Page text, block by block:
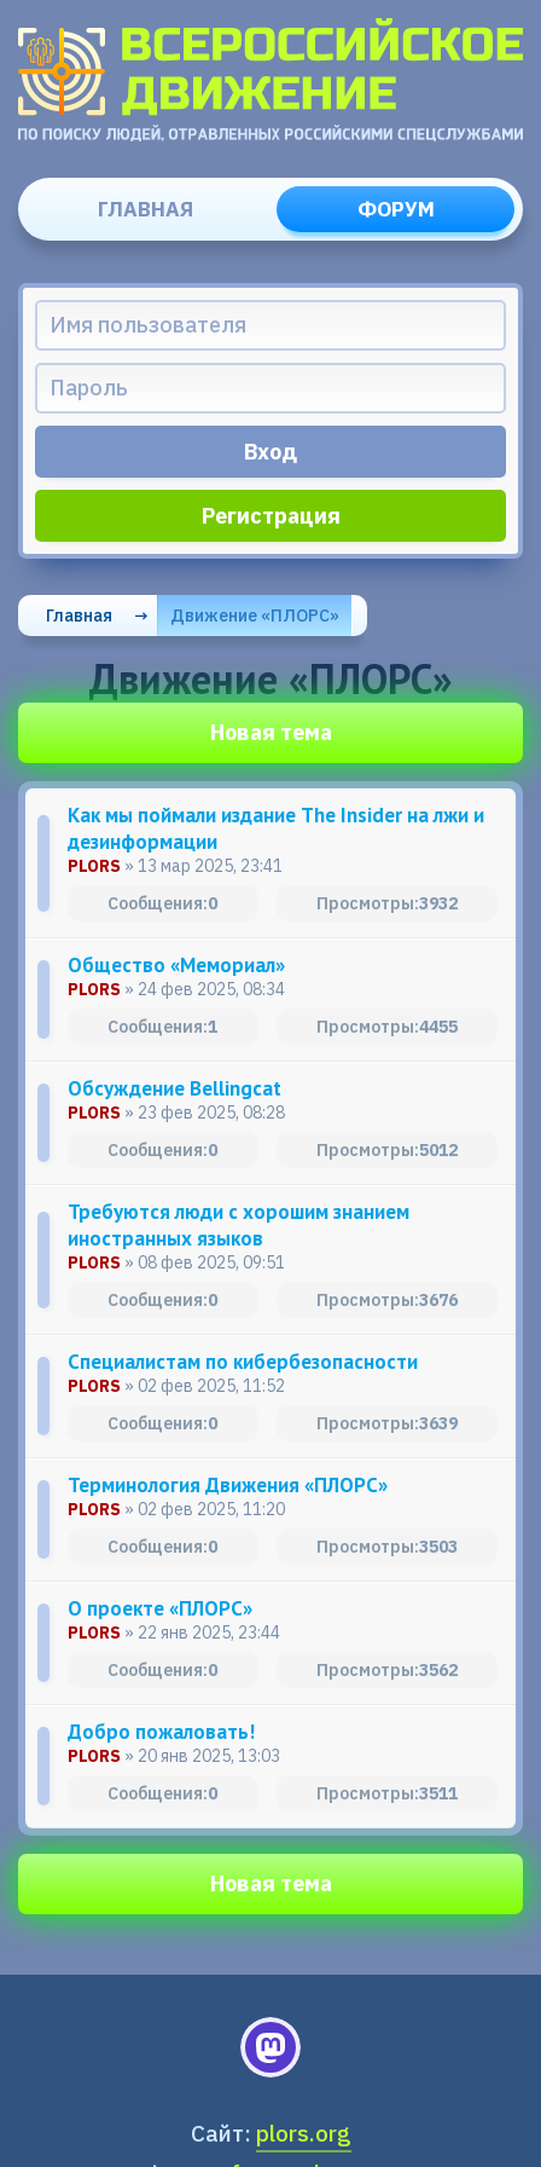
ГЛАВНАЯ ФОРУМ
Регистрация
Главная → Движение «ПЛОРС»
Движение «ПЛОРС»
Новая тема
Как мы поймали издание The Insider на лжи и
дезинформации
PLORS » 13 мар 2025, 23:41
0
3932
Общество «Мемориал»
PLORS » 24 фев 2025, 08:34
1
4455
Обсуждение Bellingcat
PLORS » 23 фев 2025, 08:28
0
5012
Требуются люди с хорошим знанием
иностранных языков
PLORS » 08 фев 2025, 09:51
0
3676
Специалистам по кибербезопасности
PLORS » 02 фев 2025, 11:52
0
3639
Терминология Движения «ПЛОРС»
PLORS » 02 фев 2025, 11:20
0
3503
О проекте «ПЛОРС»
PLORS » 22 янв 2025, 23:44
0
3562
Добро пожаловать!
PLORS » 20 янв 2025, 13:03
0
3511
Новая тема
Сайт: plors.org